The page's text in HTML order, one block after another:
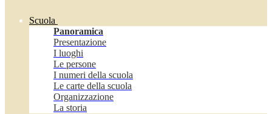
Scuola
Panoramica
Presentazione
I luoghi
Le persone
I numeri della scuola
Le carte della scuola
Organizzazione
La storia